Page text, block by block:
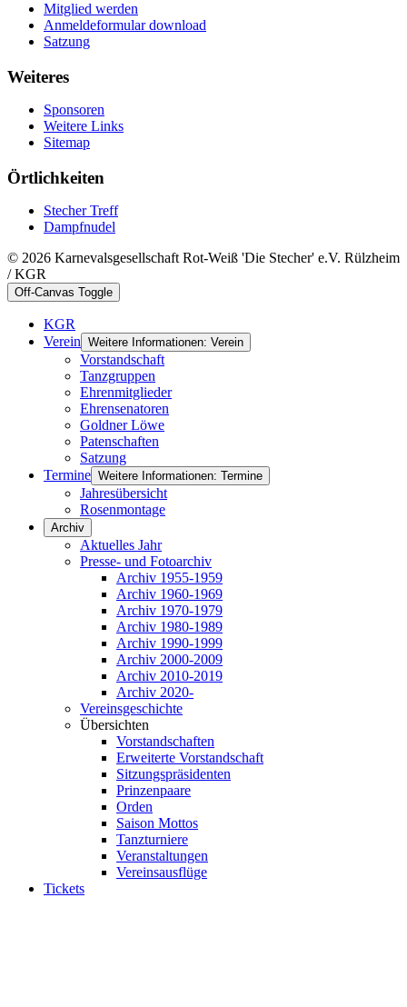
Mitglied werden
Anmeldeformular download
Satzung
Weiteres
Sponsoren
Weitere Links
Sitemap
Örtlichkeiten
Stecher Treff
Dampfnudel
© 2026 Karnevalsgesellschaft Rot-Weiß 'Die Stecher' e.V. Rülzheim
/ KGR
Off-Canvas Toggle
KGR
Verein Weitere Informationen: Verein
Vorstandschaft
Tanzgruppen
Ehrenmitglieder
Ehrensenatoren
Goldner Löwe
Patenschaften
Satzung
Termine Weitere Informationen: Termine
Jahresübersicht
Rosenmontage
Archiv
Aktuelles Jahr
Presse- und Fotoarchiv
Archiv 1955-1959
Archiv 1960-1969
Archiv 1970-1979
Archiv 1980-1989
Archiv 1990-1999
Archiv 2000-2009
Archiv 2010-2019
Archiv 2020-
Vereinsgeschichte
Übersichten
Vorstandschaften
Erweiterte Vorstandschaft
Sitzungspräsidenten
Prinzenpaare
Orden
Saison Mottos
Tanzturniere
Veranstaltungen
Vereinsausflüge
Tickets